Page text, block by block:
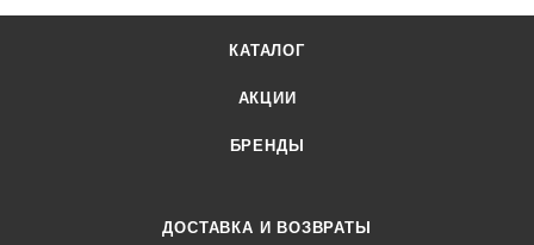
КАТАЛОГ
АКЦИИ
БРЕНДЫ
ДОСТАВКА И ВОЗВРАТЫ